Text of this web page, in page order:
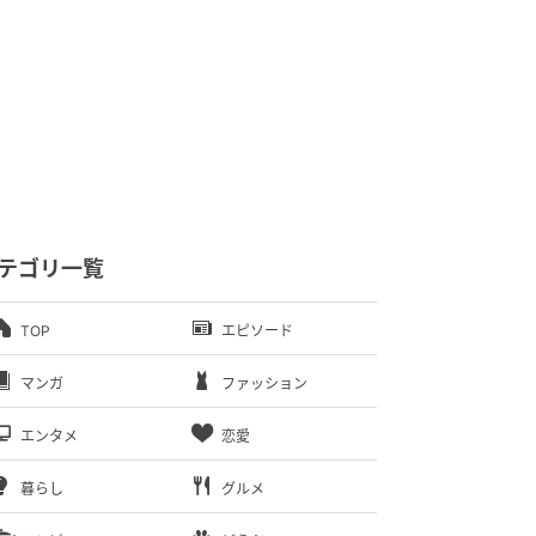
ゴリ一覧
TOP エピソード
マンガ ファッション
エンタメ 恋愛
暮らし グルメ